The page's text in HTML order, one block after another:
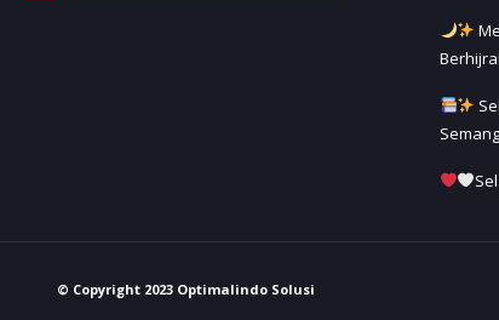
© Copyright 2023 Optimalindo Solusi